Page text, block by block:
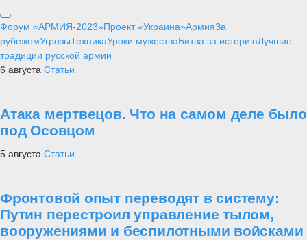
Форум «АРМИЯ-2023»Проект «Украина»АрмияЗа
рубежомУгрозыТехникаУроки мужестваБитва за историюЛучшие
традиции русской армии
6 августа Статьи
Атака мертвецов. Что на самом деле было
под Осовцом
5 августа Статьи
Фронтовой опыт переводят в систему:
Путин перестроил управление тылом,
вооружениями и беспилотными войсками